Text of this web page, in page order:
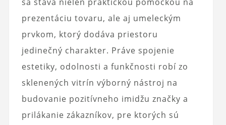
prezentáciu tovaru, ale aj umeleckým
prvkom, ktorý dodáva priestoru
jedinečný charakter. Práve spojenie
estetiky, odolnosti a funkčnosti robí zo
sklenených vitrín výborný nástroj na
budovanie pozitívneho imidžu značky a
prilákanie zákazníkov, pre ktorých sú